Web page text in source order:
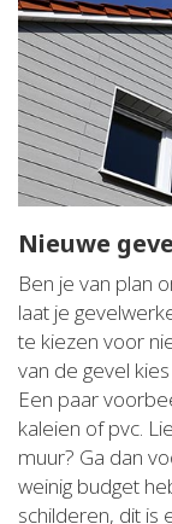
Nieuwe
Ben je van plan
laat je
te kiezen voor
van de gevel
Een paar
kaleien of pvc.
muur? Ga dan
weinig budget
schilderen, dit is